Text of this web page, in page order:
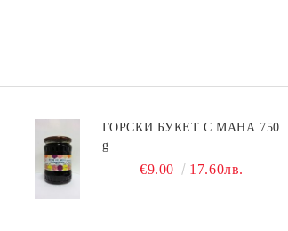
ГОРСКИ БУКЕТ С МАНА 750
g
€9.00 17.60лв.